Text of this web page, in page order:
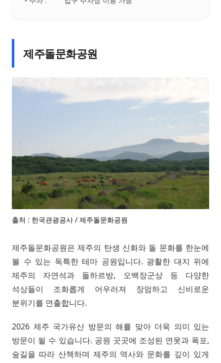
제주돌문화공원
출처 : 한국관광공사 / 제주돌문화공원
제주돌문화공원은 제주의 탄생 신화와 돌 문화를 한눈에
볼 수 있는 독특한 테마 공원입니다. 광활한 대지 위에
제주의 자연석과 돌하르방, 오백장군상 등 다양한
석상들이 조화롭게 어우러져 장엄하고 신비로운
분위기를 연출합니다.
2026 제주 국가유산 방문의 해를 맞아 더욱 의미 있는
방문이 될 수 있습니다. 공원 곳곳에 조성된 연못과 폭포,
숲길을 따라 산책하며 제주의 역사와 문화를 깊이 있게